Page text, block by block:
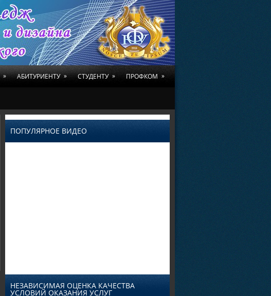
» АБИТУРИЕНТУ » СТУДЕНТУ » ПРОФКОМ »
ПОПУЛЯРНОЕ ВИДЕО
НЕЗАВИСИМАЯ ОЦЕНКА КАЧЕСТВА
УСЛОВИЙ ОКАЗАНИЯ УСЛУГ